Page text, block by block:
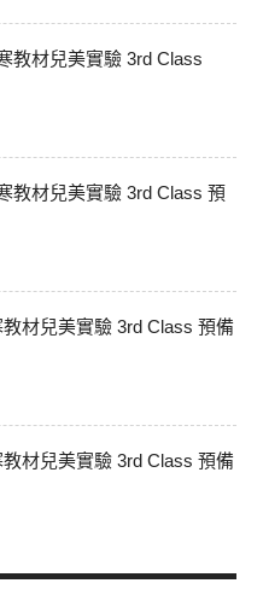
教材兒美實驗 3rd Class
教材兒美實驗 3rd Class 預
教材兒美實驗 3rd Class 預備
教材兒美實驗 3rd Class 預備